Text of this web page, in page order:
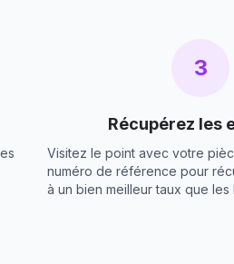
3
Récupérez les
Visitez le point avec votre
numéro de référence pour
à un bien meilleur taux que